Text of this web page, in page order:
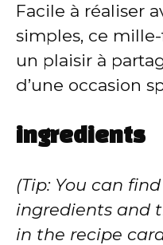
Facile à réaliser
simples, ce
un plaisir à
d’une occasion
ingredients
(Tip: You can
ingredients and
in the recipe